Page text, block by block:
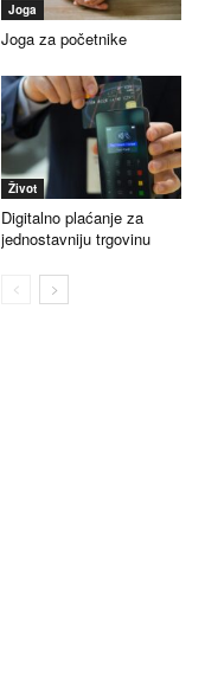
Joga
Joga za početnike
Život
Digitalno plaćanje za
jednostavniju trgovinu